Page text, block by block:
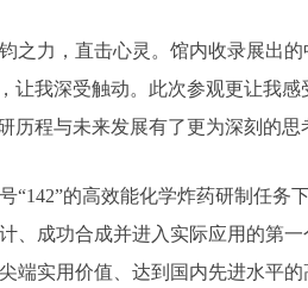
力，直击心灵。馆内收录展出
我深受触动。此次参观更让我
程与未来发展有了更为深刻的思
“142”的高效能化学炸药研制任务
、成功合成并进入实际应用的第
实用价值、达到国内先进水平的